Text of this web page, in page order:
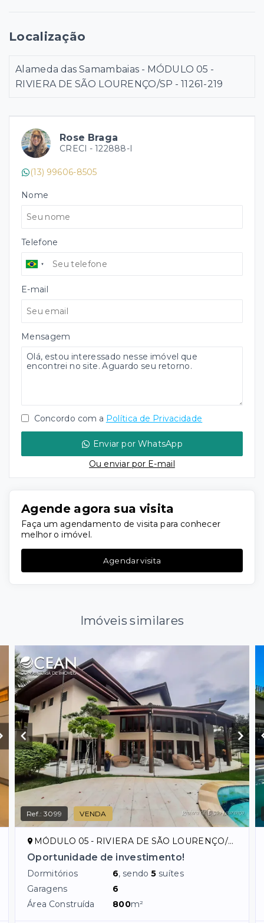
Rose Braga
CRECI - 122888-I
(13) 99606-8505
Nome
Telefone
E-mail
Mensagem
Concordo com a Política de Privacidade
Enviar por WhatsApp
Ou enviar por E-mail
Agende agora sua visita
Faça um agendamento de visita para conhecer
melhor o imóvel.
Agendar visita
Localização
Alameda das Samambaias - MÓDULO 05 -
RIVIERA DE SÃO LOURENÇO/SP - 11261-219
Imóveis similares
Ref.:3099 VENDA
MÓDULO 05 - RIVIERA DE SÃO LOURENÇO/SP
Oportunidade de investimento!
Dormitórios 6, sendo5 suítes
Garagens
6
Área Construída
800m²